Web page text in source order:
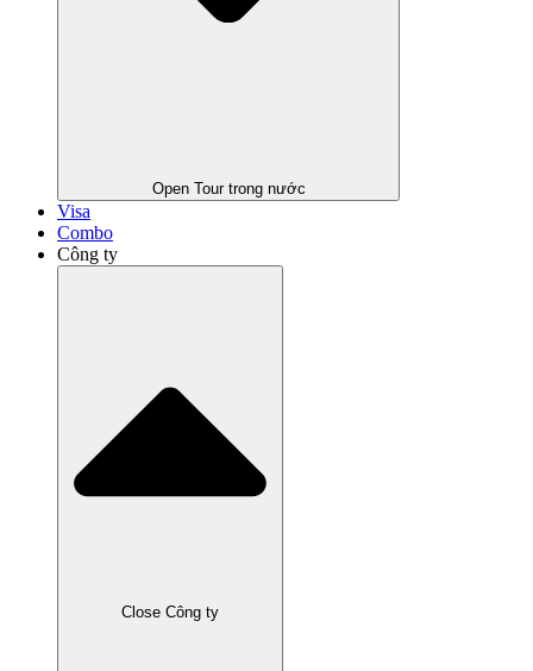
Open Tour trong nước
Visa
Combo
Công ty
Close Công ty